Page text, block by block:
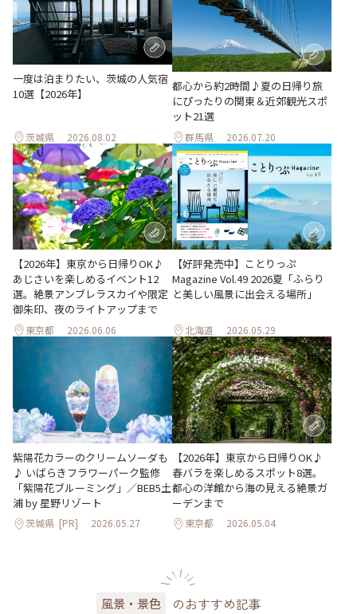
一度は泊まりたい、茨城の人気宿
10選【2026年】
茨城県 2026.08.02
都心から約2時間♪夏の日帰り旅
にぴったりの関東＆近郊観光スポ
ット21選
群馬県 2026.07.20
【2026年】東京から日帰りOK♪
あじさいを楽しめるイベント12
選。絶景アンブレラスカイや限定
御朱印、夜のライトアップまで
東京都 2026.06.06
【好評発売中】ことりっぷ
Magazine Vol.49 2026夏「ふらり
と美しい風景に出会える場所」
北海道 2026.05.29
紫陽花カラーのクリームソーダも
♪ いばらきフラワーパーク監修
「紫陽花ブルーミング」／BEB5土
浦 by 星野リゾート
茨城県 [PR] 2026.05.27
【2026年】東京から日帰りOK♪
春バラを楽しめるスポット8選。
都心の洋館から海の見える絶景ガ
ーデンまで
東京都 2026.05.04
風景・景色 のおすすめ記事